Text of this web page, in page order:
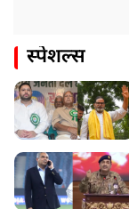
स्पेशल्स